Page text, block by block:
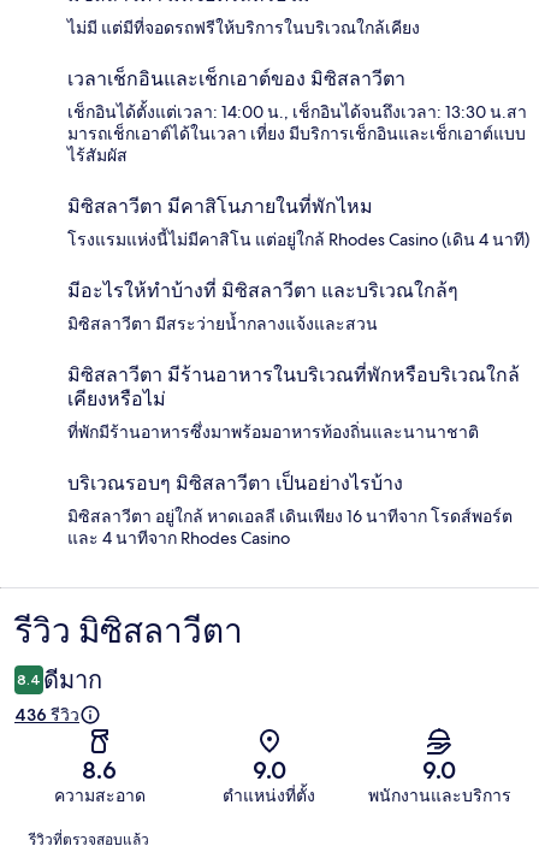
ไม่มี แต่มีที่จอดรถฟรีให้บริการในบริเวณใกล้เคียง
เวลาเช็กอินและเช็กเอาต์ของ มิซิสลาวีตา
เช็กอินได้ตั้งแต่เวลา: 14:00 น., เช็กอินได้จนถึงเวลา: 13:30 น.สา
มารถเช็กเอาต์ได้ในเวลา เที่ยง มีบริการเช็กอินและเช็กเอาต์แบบ
ไร้สัมผัส
มิซิสลาวีตา มีคาสิโนภายในที่พักไหม
โรงแรมแห่งนี้ไม่มีคาสิโน แต่อยู่ใกล้ Rhodes Casino (เดิน 4 นาที)
มีอะไรให้ทำบ้างที่ มิซิสลาวีตา และบริเวณใกล้ๆ
มิซิสลาวีตา มีสระว่ายน้ำกลางแจ้งและสวน
มิซิสลาวีตา มีร้านอาหารในบริเวณที่พักหรือบริเวณใกล้
เคียงหรือไม่
ที่พักมีร้านอาหารซึ่งมาพร้อมอาหารท้องถิ่นและนานาชาติ
บริเวณรอบๆ มิซิสลาวีตา เป็นอย่างไรบ้าง
มิซิสลาวีตา อยู่ใกล้ หาดเอลลี เดินเพียง 16 นาทีจาก โรดส์พอร์ต
และ 4 นาทีจาก Rhodes Casino
รีวิว
รีวิว มิซิสลาวีตา
8.4 ดีมาก
436 รีวิว
8.6
ความสะอาด
9.0
ตำแหน่งที่ตั้ง
9.0
พนักงานและบริการ
รีวิว
รีวิวที่ตรวจสอบแล้ว